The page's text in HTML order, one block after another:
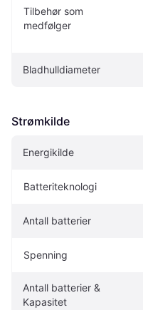
Tilbehør som
medfølger
Bladhulldiameter
Strømkilde
Energikilde
Batteriteknologi
Antall batterier
Spenning
Antall batterier &
Kapasitet